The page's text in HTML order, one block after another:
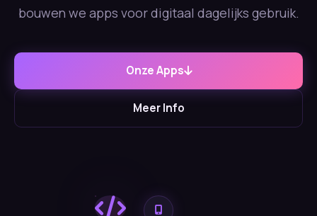
bouwen we apps voor digitaal dagelijks gebruik.
Onze Apps
Meer Info